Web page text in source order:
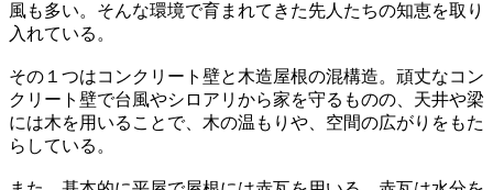
風も多い。そんな環境で育まれてきた先人たちの知恵を取り
入れている。
その１つはコンクリート壁と木造屋根の混構造。頑丈なコン
クリート壁で台風やシロアリから家を守るものの、天井や梁
には木を用いることで、木の温もりや、空間の広がりをもた
らしている。